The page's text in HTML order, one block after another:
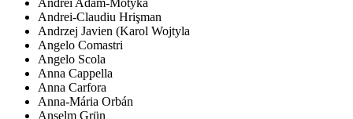
Andrei Adam-Motyka
Andrei-Claudiu Hrişman
Andrzej Javien (Karol Wojtyla
Angelo Comastri
Angelo Scola
Anna Cappella
Anna Carfora
Anna-Mária Orbán
Anselm Grün